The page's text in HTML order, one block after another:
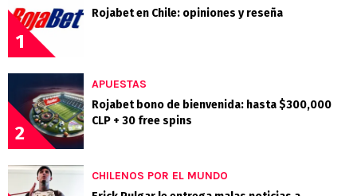
1
Rojabet en Chile: opiniones y reseña
2
APUESTAS
Rojabet bono de bienvenida: hasta $300,000
CLP + 30 free spins
CHILENOS POR EL MUNDO